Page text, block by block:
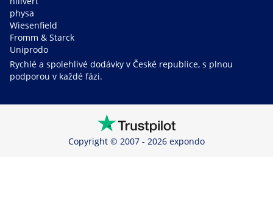
physa
Wiesenfield
Fromm & Starck
Uniprodo
Rychlé a spolehlivé dodávky v České republice, s plnou
podporou v každé fázi.
Copyright © 2007 - 2026 expondo